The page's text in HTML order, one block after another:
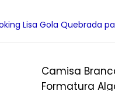
Lisa Gola Quebrada
Camisa
Formatura